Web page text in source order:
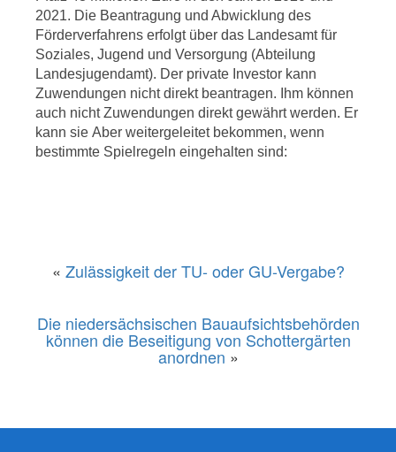
2021. Die Beantragung und Abwicklung des
Förderverfahrens erfolgt über das Landesamt für
Soziales, Jugend und Versorgung (Abteilung
Landesjugendamt). Der private Investor kann
Zuwendungen nicht direkt beantragen. Ihm können
auch nicht Zuwendungen direkt gewährt werden. Er
kann sie Aber weitergeleitet bekommen, wenn
bestimmte Spielregeln eingehalten sind:
« Zulässigkeit der TU- oder GU-Vergabe?
Die niedersächsischen Bauaufsichtsbehörden
können die Beseitigung von Schottergärten
anordnen »